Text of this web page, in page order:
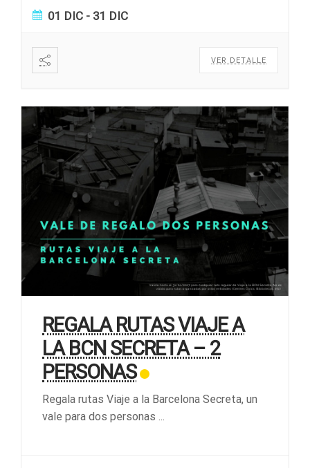
01 DIC - 31 DIC
VER DETALLE
REGALA RUTAS VIAJE A
LA BCN SECRETA – 2
PERSONAS
Regala rutas Viaje a la Barcelona Secreta, un
vale para dos personas